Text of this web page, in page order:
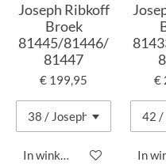
Joseph Ribkoff
Broek
81445/81446/
81447
€ 199,95
In winkelwagen
€
In